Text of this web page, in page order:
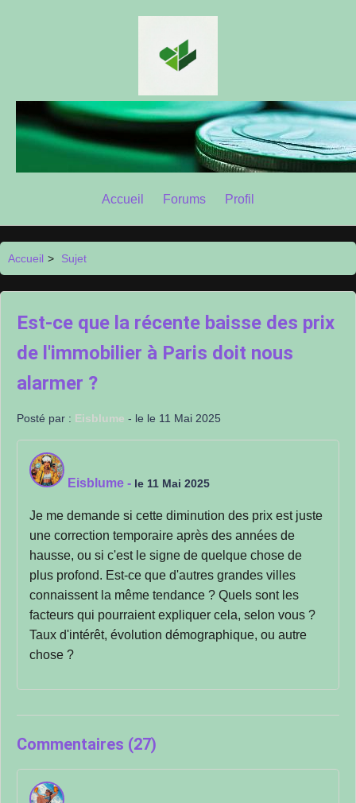
Accueil Forums Profil
Accueil > Sujet
Est-ce que la récente baisse des prix
de l'immobilier à Paris doit nous
alarmer ?
Posté par : Eisblume - le le 11 Mai 2025
Eisblume - le 11 Mai 2025
Je me demande si cette diminution des prix est juste
une correction temporaire après des années de
hausse, ou si c'est le signe de quelque chose de
plus profond. Est-ce que d'autres grandes villes
connaissent la même tendance ? Quels sont les
facteurs qui pourraient expliquer cela, selon vous ?
Taux d'intérêt, évolution démographique, ou autre
chose ?
Commentaires (27)